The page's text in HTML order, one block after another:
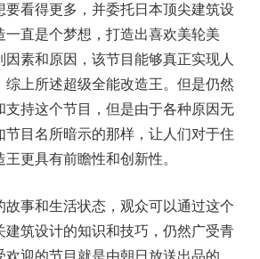
要看得更多，并委托日本顶尖建筑设
一直是个梦想，打造出喜欢美轮美
素和原因，该节目能够真正实现人
综上所述超级全能改造王。但是仍然
支持这个节目，但是由于各种原因无
节目名所暗示的那样，让人们对于住
更具有前瞻性和创新性。
故事和生活状态，观众可以通过这个
建筑设计的知识和技巧，仍然广受青
欢迎的节目就是由朝日放送出品的